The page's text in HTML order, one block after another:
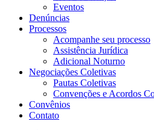
Eventos
Denúncias
Processos
Acompanhe seu processo
Assistência Jurídica
Adicional Noturno
Negociações Coletivas
Pautas Coletivas
Convenções e Acordos
Convênios
Contato